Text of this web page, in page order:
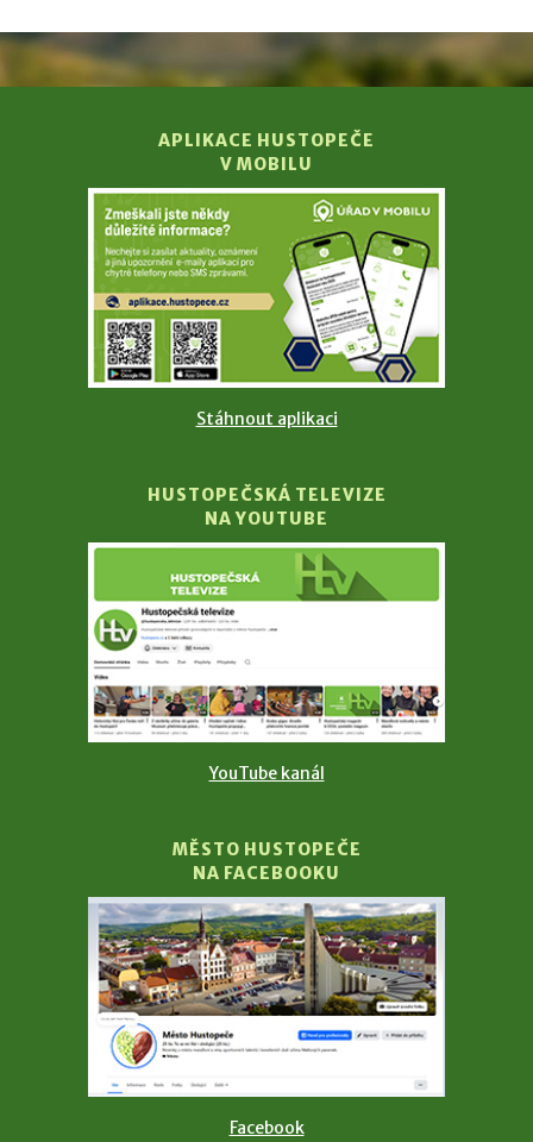
APLIKACE HUSTOPEČE
V MOBILU
Stáhnout aplikaci
HUSTOPEČSKÁ TELEVIZE
NA YOUTUBE
YouTube kanál
MĚSTO HUSTOPEČE
NA FACEBOOKU
Facebook